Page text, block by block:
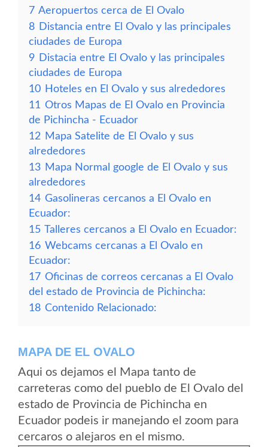
7 Aeropuertos cerca de El Ovalo
8 Distancia entre El Ovalo y las principales
ciudades de Europa
9 Distacia entre El Ovalo y las principales
ciudades de Europa
10 Hoteles en El Ovalo y sus alrededores
11 Otros Mapas de El Ovalo en Provincia
de Pichincha - Ecuador
12 Mapa Satelite de El Ovalo y sus
alrededores
13 Mapa Normal google de El Ovalo y sus
alrededores
14 Gasolineras cercanos a El Ovalo en
Ecuador:
15 Talleres cercanos a El Ovalo en Ecuador:
16 Webcams cercanas a El Ovalo en
Ecuador:
17 Oficinas de correos cercanas a El Ovalo
del estado de Provincia de Pichincha:
18 Contenido Relacionado:
MAPA DE EL OVALO
Aqui os dejamos el Mapa tanto de
carreteras como del pueblo de El Ovalo del
estado de Provincia de Pichincha en
Ecuador podeis ir manejando el zoom para
cercaros o alejaros en el mismo.